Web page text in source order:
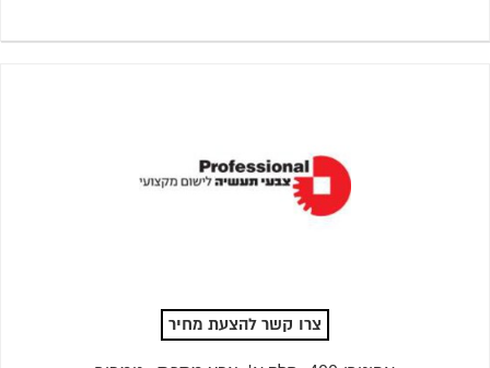
צרו קשר להצעת מחיר